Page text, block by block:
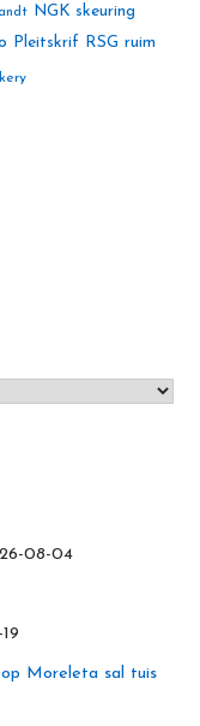
NGK skeuring
Pleitskrif RSG ruim
08-04
Moreleta sal tuis